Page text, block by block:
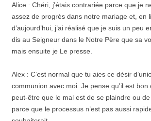
Alice : Chéri, j’étais contrariée parce que je
assez de progrès dans notre mariage et, en
d’aujourd’hui, j’ai réalisé que je suis un peu
dis au Seigneur dans le Notre Père que sa
mais ensuite je Le presse.
Alex : C’est normal que tu aies ce désir
communion avec moi. Je pense qu’il est
peut-être que le mal est de se plaindre ou
parce que le processus n’est pas aussi